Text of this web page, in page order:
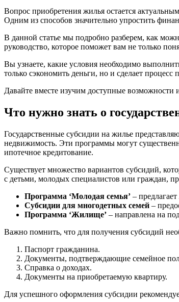
Вопрос приобретения жилья остается
Одним из способов значительно упростить
В данной статье мы подробно разберем, как
руководство, которое поможет вам не только
Вы узнаете, какие условия необходимо
только сэкономить деньги, но и сделает
Давайте вместе изучим доступные
Что нужно знать о
Государственные субсидии на жилье
недвижимость. Эти программы могут
ипотечное кредитование.
Существует множество вариантов субсидий,
с детьми, молодых специалистов или граждан,
Программа ‘Молодая семья’ –
Субсидии для многодетных семей –
Программа ‘Жилище’ – направлена на
Важно помнить, что для получения субсидий
Паспорт гражданина.
Документы, подтверждающие семейное
Справка о доходах.
Документы на приобретаемую квартиру.
Для успешного оформления субсидии